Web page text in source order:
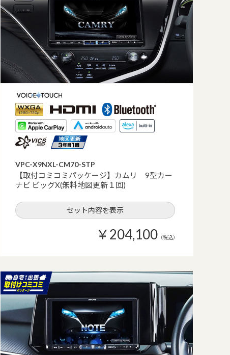
VPC-X9NXL-CM70-STP
【取付コミコミパッケージ】カムリ 9型カー
ナビ ビッグX(無料地図更新１回)
セット内容を表示
￥204,100 （税込）